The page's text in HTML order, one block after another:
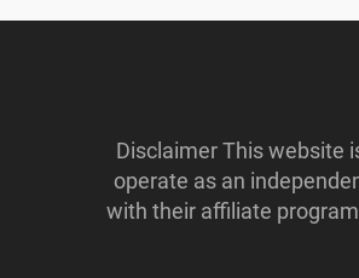
Disclaimer This website
operate as an
with their affiliate